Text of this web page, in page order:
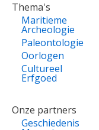
Thema's
Maritieme
Archeologie
Paleontologie
Oorlogen
Cultureel
Erfgoed
Onze partners
Geschiedenis